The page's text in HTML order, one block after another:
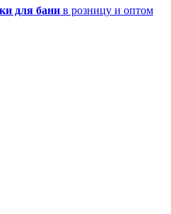
для банив розницу и оптом